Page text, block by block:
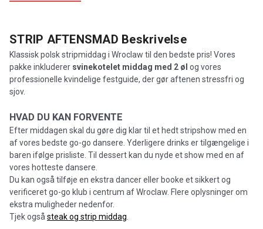
STRIP AFTENSMAD Beskrivelse
Klassisk polsk stripmiddag i Wroclaw til den bedste pris! Vores
pakke inkluderer svinekotelet middag med 2 øl og vores
professionelle kvindelige festguide, der gør aftenen stressfri og
sjov.
HVAD DU KAN FORVENTE
Efter middagen skal du gøre dig klar til et hedt stripshow med en
af vores bedste go-go dansere. Yderligere drinks er tilgængelige i
baren ifølge prisliste. Til dessert kan du nyde et show med en af
vores hotteste dansere.
Du kan også tilføje en ekstra dancer eller booke et sikkert og
verificeret go-go klub i centrum af Wroclaw. Flere oplysninger om
ekstra muligheder nedenfor.
Tjek også steak og strip middag